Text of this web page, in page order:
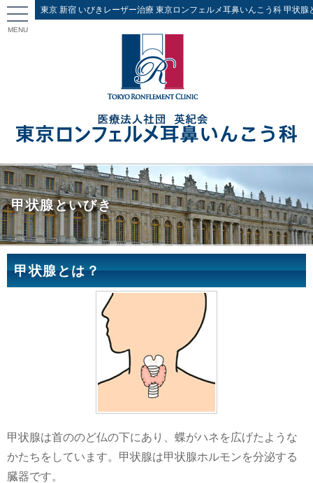
MENU
東京 新宿 いびきレーザー治療 東京ロンフェルメ耳鼻いんこう科 甲状腺
甲状腺といびき
甲状腺とは？
甲状腺は首ののど仏の下にあり、蝶がハネを広げたような
かたちをしています。甲状腺は甲状腺ホルモンを分泌する
臓器です。